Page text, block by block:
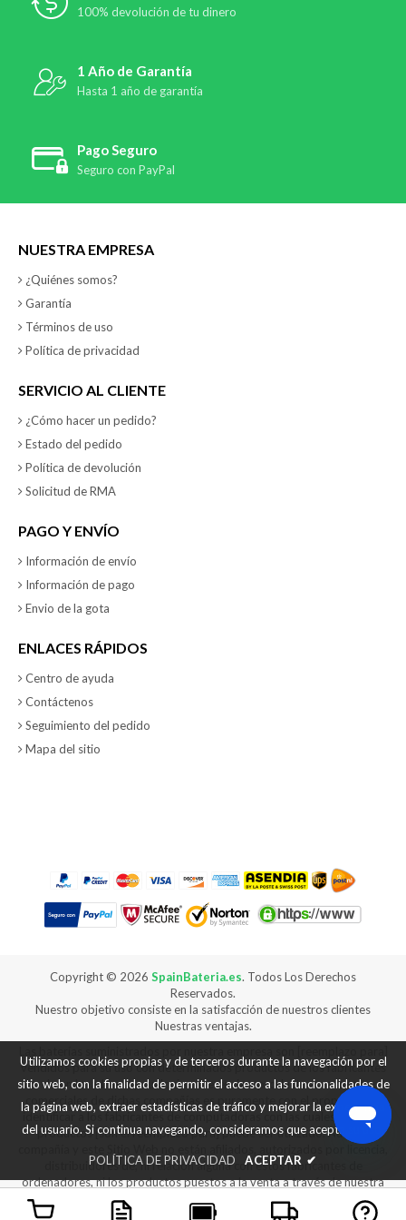
100% devolución de tu dinero
1 Año de Garantía
Hasta 1 año de garantía
Pago Seguro
Seguro con PayPal
NUESTRA EMPRESA
¿Quiénes somos?
Garantía
Términos de uso
Política de privacidad
SERVICIO AL CLIENTE
¿Cómo hacer un pedido?
Estado del pedido
Política de devolución
Solicitud de RMA
PAGO Y ENVÍO
Información de envío
Información de pago
Envio de la gota
ENLACES RÁPIDOS
Centro de ayuda
Contáctenos
Seguimiento del pedido
Mapa del sitio
Copyright © 2026 SpainBateria.es. Todos Los Derechos
Reservados.
Nuestro objetivo consiste en la satisfacción de nuestros clientes
Nuestras ventajas.
vendidos para su uso con determinados productos de los fabricantes
de ordenadores, y cualquier referencia a productos o marcas
comerciales de dichas compañías es puramente con el propósito de
identificar a los fabricantes de computadoras con las cuales nuestros
productos [son el reemplazo para] puede ser utilizado. Nuestra
distribuidores de, ni relación alguna con estos fabricantes de
ordenadores, ni los productos puestos a la venta a través de nuestra
web son fabricados ni vendidos con la autorización de los fabricantes
de los equipos con los que nuestros productos [son reemplazo para]
Utilizamos cookies propias y de terceros durante la navegación por el
sitio web, con la finalidad de permitir el acceso a las funcionalidades de
la página web, extraer estadísticas de tráfico y mejorar la experiencia
del usuario. Si continua navegando, consideramos que acepta su uso.
POLÍTICA DE PRIVACIDAD ACEPTAR ✔